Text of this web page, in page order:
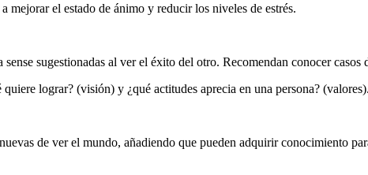
mejorar el estado de ánimo y reducir los niveles de estrés.
sugestionadas al ver el éxito del otro. Recomendan conocer casos
lograr? (visión) y ¿qué actitudes aprecia en una persona? (valores).
de ver el mundo, añadiendo que pueden adquirir conocimiento